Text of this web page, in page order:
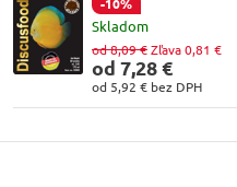
Skladom
od 7,28 €
od 5,92 € bez DPH
od 8,09 €Zľava 0,81 €